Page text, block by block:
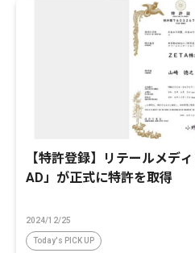
【特許登録】リテールメデ
AD」が正式に特許を取得
2024/12/25
Today's PICK UP